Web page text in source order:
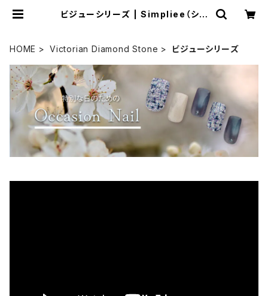
ビジューシリーズ | Simpliee（シン
HOME Victorian Diamond Stone ビジューシリーズ